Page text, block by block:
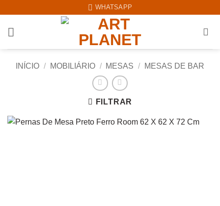
content
WHATSAPP
INÍCIO / MOBILIÁRIO / MESAS / MESAS DE BAR
FILTRAR